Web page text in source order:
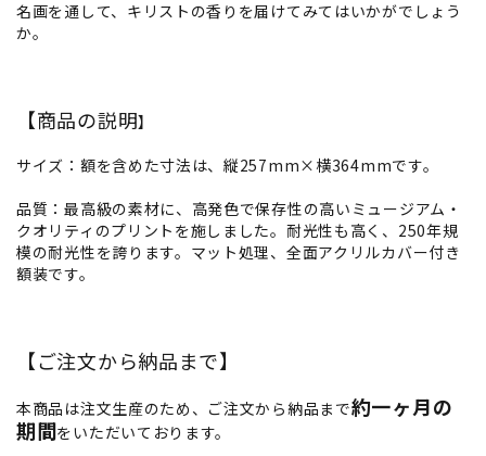
名画を通して、キリストの香りを届けてみてはいかがでしょう
か。
【商品の説明】
サイズ：額を含めた寸法は、縦257mm×横364mmです。
品質：最高級の素材に、高発色で保存性の高いミュージアム・
クオリティのプリントを施しました。耐光性も高く、250年規
模の耐光性を誇ります。マット処理、全面アクリルカバー付き
額装です。
【ご注文から納品まで】
本商品は注文生産のため、ご注文から納品まで約一ヶ月の
期間をいただいております。